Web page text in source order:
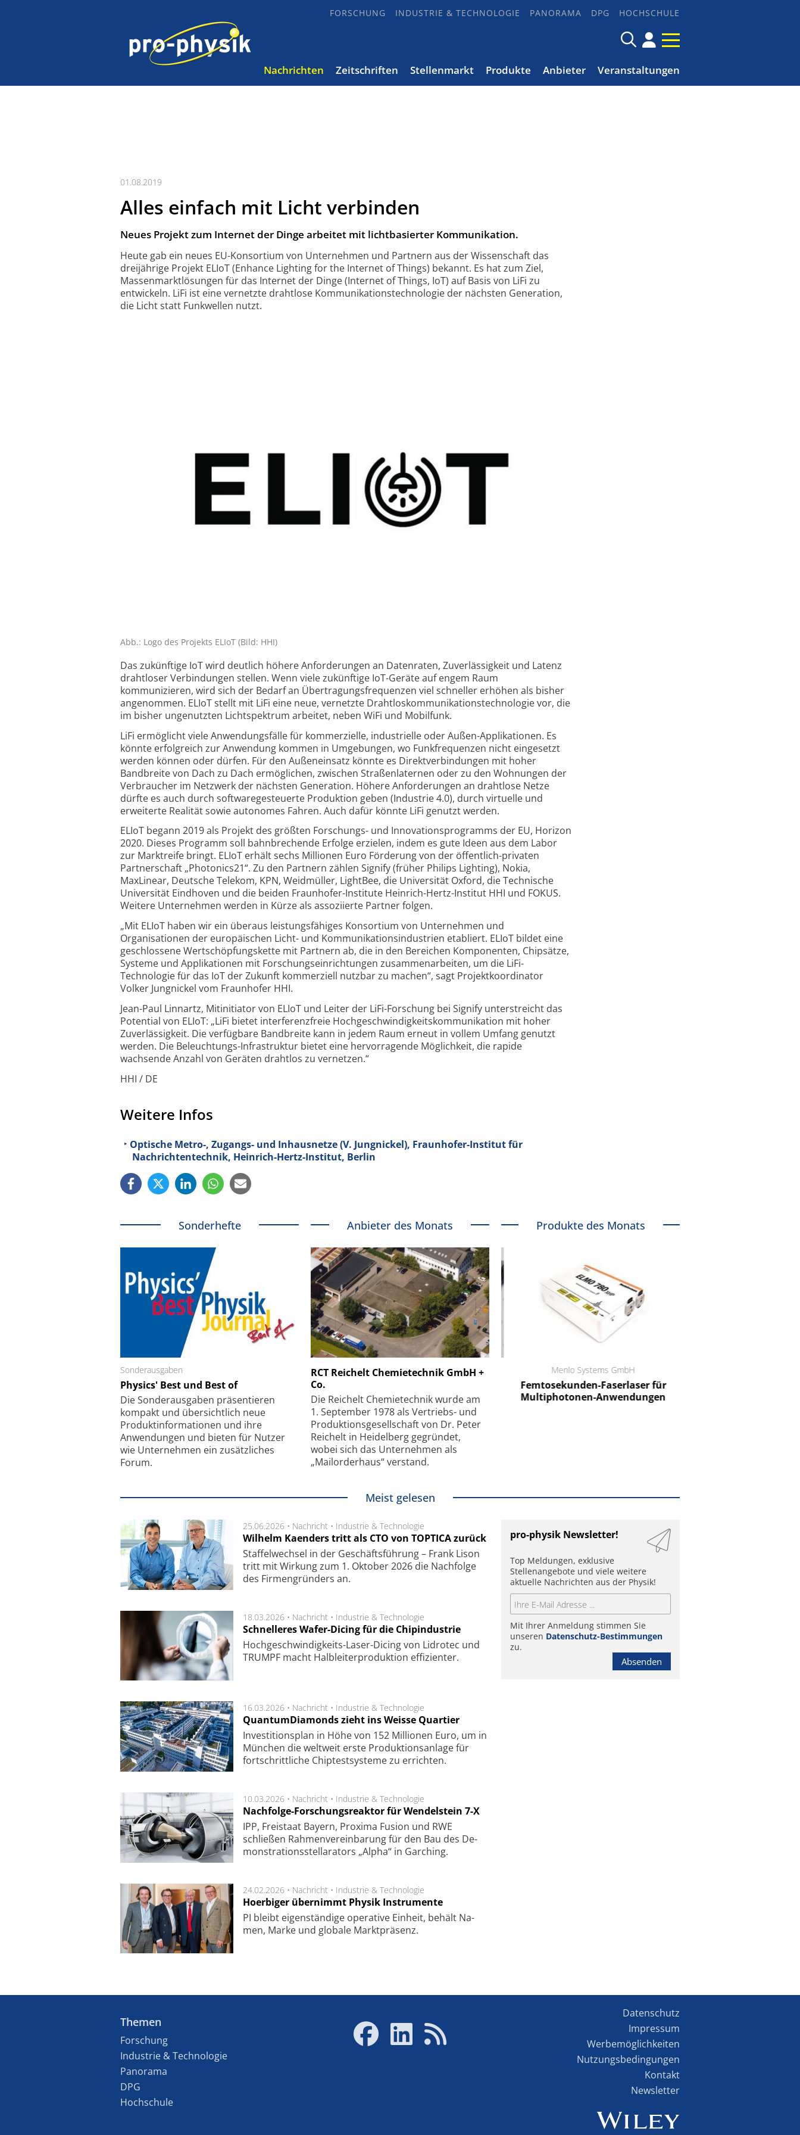
FORSCHUNG INDUSTRIE & TECHNOLOGIE PANORAMA DPG HOCHSCHULE
Nachrichten Zeitschriften Stellenmarkt Produkte Anbieter Veranstaltungen
01.08.2019
Alles einfach mit Licht verbinden
Neues Projekt zum Internet der Dinge arbeitet mit lichtbasierter Kommunikation.
Heute gab ein neues EU-Konsortium von Unternehmen und Partnern aus der Wissenschaft das
dreijährige Projekt ELIoT (Enhance Lighting for the Internet of Things) bekannt. Es hat zum Ziel,
Massen­marktlösungen für das Internet der Dinge (Internet of Things, IoT) auf Basis von LiFi zu
entwickeln. LiFi ist eine vernetzte drahtlose Kommunikations­technologie der nächsten Generation,
die Licht statt Funkwellen nutzt.
Abb.: Logo des Projekts ELIoT (Bild: HHI)
Das zukünftige IoT wird deutlich höhere Anforderungen an Datenraten, Zuverlässigkeit und Latenz
drahtloser Verbindungen stellen. Wenn viele zukünftige IoT-Geräte auf engem Raum
kommunizieren, wird sich der Bedarf an Übertragungsfrequenzen viel schneller erhöhen als bisher
angenommen. ELIoT stellt mit LiFi eine neue, vernetzte Drahtlos­kommunikations­technologie vor, die
im bisher ungenutzten Licht­spektrum arbeitet, neben WiFi und Mobilfunk.
LiFi ermöglicht viele Anwendungsfälle für kommerzielle, industrielle oder Außen-Applikationen. Es
könnte erfolgreich zur Anwendung kommen in Umgebungen, wo Funkfrequenzen nicht eingesetzt
werden können oder dürfen. Für den Außeneinsatz könnte es Direkt­verbindungen mit hoher
Bandbreite von Dach zu Dach ermöglichen, zwischen Straßenlaternen oder zu den Wohnungen der
Verbraucher im Netzwerk der nächsten Generation. Höhere Anforderungen an drahtlose Netze
dürfte es auch durch software­gesteuerte Produktion geben (Industrie 4.0), durch virtuelle und
erweiterte Realität sowie autonomes Fahren. Auch dafür könnte LiFi genutzt werden.
ELIoT begann 2019 als Projekt des größten Forschungs- und Innovations­programms der EU, Horizon
2020. Dieses Programm soll bahnbrechende Erfolge erzielen, indem es gute Ideen aus dem Labor
zur Marktreife bringt. ELIoT erhält sechs Millionen Euro Förderung von der öffentlich-privaten
Partnerschaft „Photonics21“. Zu den Partnern zählen Signify (früher Philips Lighting), Nokia,
MaxLinear, Deutsche Telekom, KPN, Weidmüller, LightBee, die Universität Oxford, die Technische
Universität Eindhoven und die beiden Fraunhofer-Institute Heinrich-Hertz-Institut HHI und FOKUS.
Weitere Unternehmen werden in Kürze als assoziierte Partner folgen.
„Mit ELIoT haben wir ein überaus leistungsfähiges Konsortium von Unternehmen und
Organisationen der europäischen Licht- und Kommunikations­industrien etabliert. ELIoT bildet eine
geschlossene Wertschöpfungskette mit Partnern ab, die in den Bereichen Komponenten, Chipsätze,
Systeme und Applikationen mit Forschungs­einrichtungen zusammen­arbeiten, um die LiFi-
Technologie für das IoT der Zukunft kommerziell nutzbar zu machen“, sagt Projekt­koordinator
Volker Jungnickel vom Fraunhofer HHI.
Jean-Paul Linnartz, Mitinitiator von ELIoT und Leiter der LiFi-Forschung bei Signify unterstreicht das
Potential von ELIoT: „LiFi bietet interferenz­freie Hoch­geschwindigkeits­kommunikation mit hoher
Zuverlässigkeit. Die verfügbare Bandbreite kann in jedem Raum erneut in vollem Umfang genutzt
werden. Die Beleuchtungs-Infrastruktur bietet eine hervorragende Möglichkeit, die rapide
wachsende Anzahl von Geräten drahtlos zu vernetzen.“
HHI / DE
Weitere Infos
Optische Metro-, Zugangs- und Inhausnetze (V. Jungnickel), Fraunhofer-Institut für
Nachrichtentechnik, Heinrich-Hertz-Institut, Berlin
Sonderhefte
Sonderausgaben
Physics' Best und Best of
Die Sonder­ausgaben präsentieren
kompakt und übersichtlich neue
Produkt­informationen und ihre
Anwendungen und bieten für Nutzer
wie Unternehmen ein zusätzliches
Forum.
Anbieter des Monats
RCT Reichelt Chemietechnik GmbH +
Co.
Die Reichelt Chemietechnik wurde am
1. September 1978 als Vertriebs- und
Produktionsgesellschaft von Dr. Peter
Reichelt in Heidelberg gegründet,
wobei sich das Unternehmen als
„Mailorderhaus“ verstand.
Produkte des Monats
Faserkoppler mit Super-
Feinfokussierungsmechanismus
SmarAct GmbH
kleinstem Raum
Menlo Systems GmbH
Femtosekunden-Faserlaser für
Multiphotonen-Anwendungen
Meist gelesen
25.06.2026 • Nachricht • Industrie & Technologie
Wilhelm Kaenders tritt als CTO von TOPTICA zurück
Staf­fel­wech­sel in der Ge­schäfts­füh­rung – Frank Lison
tritt mit Wir­kung zum 1. Ok­to­ber 2026 die Nach­fol­ge
des Fir­men­grün­ders an.
18.03.2026 • Nachricht • Industrie & Technologie
Schnelleres Wafer-Dicing für die Chipindustrie
Hoch­ge­schwin­dig­keits-Laser-Dicing von Lidrotec und
TRUMPF macht Halb­lei­ter­pro­duk­tion ef­fi­zien­ter.
16.03.2026 • Nachricht • Industrie & Technologie
QuantumDiamonds zieht ins Weisse Quartier
Inves­ti­tions­plan in Höhe von 152 Mil­lio­nen Euro, um in
Mün­chen die welt­weit ers­te Pro­duk­tions­an­la­ge für
fort­schritt­li­che Chip­test­sys­te­me zu er­rich­ten.
10.03.2026 • Nachricht • Industrie & Technologie
Nachfolge-Forschungsreaktor für Wendelstein 7-X
IPP, Frei­staat Bay­ern, Pro­xi­ma Fu­sion und RWE
schließen Rah­men­ver­ein­ba­rung für den Bau des De­
mon­stra­tions­stel­la­ra­tors „Alpha“ in Gar­ching.
24.02.2026 • Nachricht • Industrie & Technologie
Hoerbiger übernimmt Physik Instrumente
PI bleibt eigen­stän­di­ge ope­ra­ti­ve Ein­heit, be­hält Na­
men, Mar­ke und glo­ba­le Markt­prä­senz.
pro-physik Newsletter!
Top Meldungen, exklusive
Stellenangebote und viele weitere
aktuelle Nachrichten aus der Physik!
Mit Ihrer Anmeldung stimmen Sie
unseren Datenschutz-Bestimmungen
zu.
Absenden
Themen
Forschung
Industrie & Technologie
Panorama
DPG
Hochschule
Datenschutz
Impressum
Werbemöglichkeiten
Nutzungsbedingungen
Kontakt
Newsletter